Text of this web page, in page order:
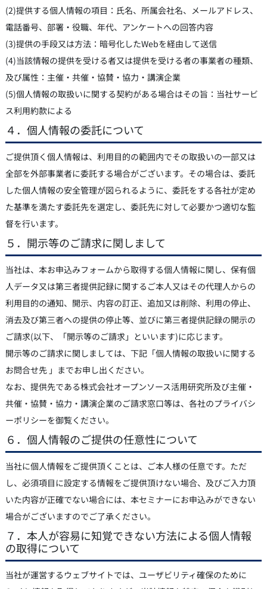
(2)提供する個人情報の項目：氏名、所属会社名、メールアドレス、
電話番号、部署・役職、年代、アンケートへの回答内容
(3)提供の手段又は方法：暗号化したWebを経由して送信
(4)当該情報の提供を受ける者又は提供を受ける者の事業者の種類、
及び属性：主催・共催・協賛・協力・講演企業
(5)個人情報の取扱いに関する契約がある場合はその旨：当社サービ
ス利用約款による
４．個人情報の委託について
ご提供頂く個人情報は、利用目的の範囲内でその取扱いの一部又は
全部を外部事業者に委託する場合がございます。その場合は、委託
した個人情報の安全管理が図られるように、委託をする各社が定め
た基準を満たす委託先を選定し、委託先に対して必要かつ適切な監
督を行います。
５．開示等のご請求に関しまして
当社は、本お申込みフォームから取得する個人情報に関し、保有個
人データ又は第三者提供記録に関するご本人又はその代理人からの
利用目的の通知、開示、内容の訂正、追加又は削除、利用の停止、
消去及び第三者への提供の停止等、並びに第三者提供記録の開示の
ご請求(以下、「開示等のご請求」といいます)に応じます。
開示等のご請求に関しましては、下記「個人情報の取扱いに関する
お問合せ先 」までお申し出ください。
なお、提供先である株式会社オープンソース活用研究所及び主催・
共催・協賛・協力・講演企業のご請求窓口等は、各社のプライバシ
ーポリシーを御覧ください。
６．個人情報のご提供の任意性について
当社に個人情報をご提供頂くことは、ご本人様の任意です。ただ
し、必須項目に設定する情報をご提供頂けない場合、及びご入力頂
いた内容が正確でない場合には、本セミナーにお申込みができない
場合がございますのでご了承ください。
７．本人が容易に知覚できない方法による個人情報
の取得について
当社が運営するウェブサイトでは、ユーザビリティ確保のために